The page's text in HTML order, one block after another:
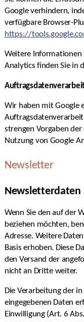
Google verhindern,
verfügbare Browser-
https://
Weitere Informationen
Analytics finden Sie in
Wir haben mit Google
strengen Vorgaben
Nutzung von Google
Newsletter
Newsletterdaten
Wenn Sie den auf der
beziehen möchten,
Adresse. Weitere
Basis erhoben. Diese
den Versand der
nicht an Dritte weiter.
Die Verarbeitung der
eingegebenen Daten
Einwilligung (Art. 6